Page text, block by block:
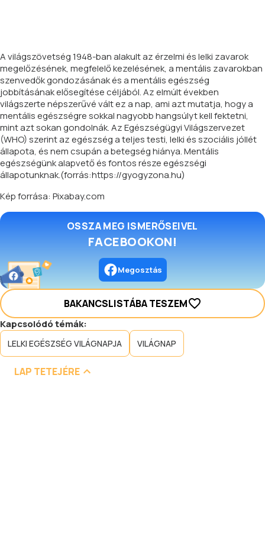
A világszövetség 1948-ban alakult az érzelmi és lelki zavarok
megelőzésének, megfelelő kezelésének, a mentális zavarokban
szenvedők gondozásának és a mentális egészség
jobbításának elősegítése céljából. Az elmúlt években
világszerte népszerűvé vált ez a nap, ami azt mutatja, hogy a
mentális egészségre sokkal nagyobb hangsúlyt kell fektetni,
mint azt sokan gondolnák. Az Egészségügyi Világszervezet
(WHO) szerint az egészség a teljes testi, lelki és szociális jóllét
állapota, és nem csupán a betegség hiánya. Mentális
egészségünk alapvető és fontos része egészségi
állapotunknak.(forrás:https://gyogyzona.hu)
Kép forrása: Pixabay.com
OSSZA MEG ISMERŐSEIVEL
FACEBOOKON!
Megosztás
BAKANCSLISTÁBA TESZEM
Kapcsolódó témák:
LELKI EGÉSZSÉG VILÁGNAPJA VILÁGNAP
LAP TETEJÉRE